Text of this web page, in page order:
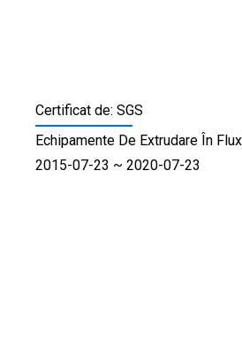
Certificat de: SGS
Echipamente De Extrudare În
2015-07-23 ~ 2020-07-23